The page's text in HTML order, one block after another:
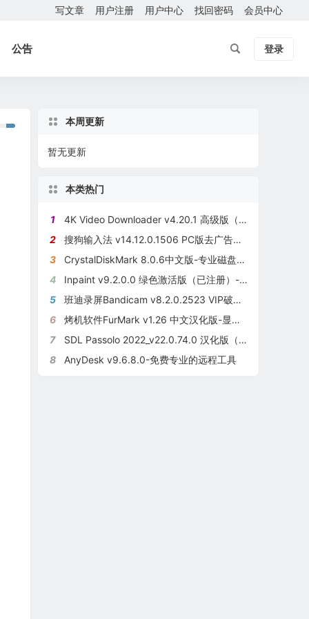
写文章 用户注册 用户中心 找回密码 会员中心
公告 登录
本周更新
暂无更新
本类热门
1
4K Video Downloader v4.20.1 高级版（已激活）-4K视频下载器
2
搜狗输入法 v14.12.0.1506 PC版去广告纯净版
3
CrystalDiskMark 8.0.6中文版-专业磁盘性能测试工具
4
Inpaint v9.2.0.0 绿色激活版（已注册）-小巧的图片去水印利器
5
班迪录屏Bandicam v8.2.0.2523 VIP破解版（集成授权码）高清屏幕录像软件
6
烤机软件FurMark v1.26 中文汉化版-显卡压力测试软件
7
SDL Passolo 2022_v22.0.74.0 汉化版（已激活）+使用教程
8
AnyDesk v9.6.8.0-免费专业的远程工具